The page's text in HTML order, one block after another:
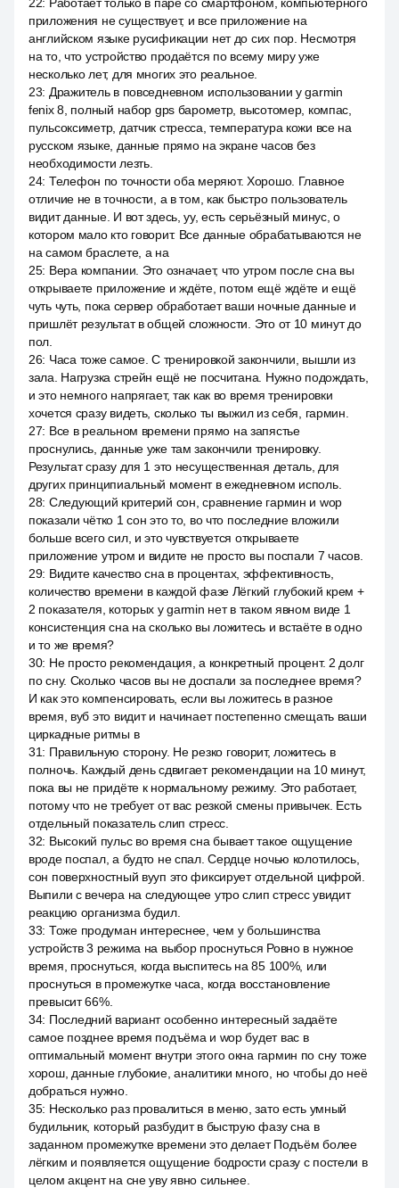
приложения не существует, и все приложение на
английском языке русификации нет до сих пор. Несмотря
на то, что устройство продаётся по всему миру уже
несколько лет, для многих это реальное.
23: Дражитель в повседневном использовании у garmin
fenix 8, полный набор gps барометр, высотомер, компас,
пульсоксиметр, датчик стресса, температура кожи все на
русском языке, данные прямо на экране часов без
необходимости лезть.
24: Телефон по точности оба меряют. Хорошо. Главное
отличие не в точности, а в том, как быстро пользователь
видит данные. И вот здесь, уу, есть серьёзный минус, о
котором мало кто говорит. Все данные обрабатываются не
на самом браслете, а на
25: Вера компании. Это означает, что утром после сна вы
открываете приложение и ждёте, потом ещё ждёте и ещё
чуть чуть, пока сервер обработает ваши ночные данные и
пришлёт результат в общей сложности. Это от 10 минут до
пол.
26: Часа тоже самое. С тренировкой закончили, вышли из
зала. Нагрузка стрейн ещё не посчитана. Нужно подождать,
и это немного напрягает, так как во время тренировки
хочется сразу видеть, сколько ты выжил из себя, гармин.
27: Все в реальном времени прямо на запястье
проснулись, данные уже там закончили тренировку.
Результат сразу для 1 это несущественная деталь, для
других принципиальный момент в ежедневном исполь.
28: Следующий критерий сон, сравнение гармин и wop
показали чётко 1 сон это то, во что последние вложили
больше всего сил, и это чувствуется открываете
приложение утром и видите не просто вы поспали 7 часов.
29: Видите качество сна в процентах, эффективность,
количество времени в каждой фазе Лёгкий глубокий крем +
2 показателя, которых у garmin нет в таком явном виде 1
консистенция сна на сколько вы ложитесь и встаёте в одно
и то же время?
30: Не просто рекомендация, а конкретный процент. 2 долг
по сну. Сколько часов вы не доспали за последнее время?
И как это компенсировать, если вы ложитесь в разное
время, вуб это видит и начинает постепенно смещать ваши
циркадные ритмы в
31: Правильную сторону. Не резко говорит, ложитесь в
полночь. Каждый день сдвигает рекомендации на 10 минут,
пока вы не придёте к нормальному режиму. Это работает,
потому что не требует от вас резкой смены привычек. Есть
отдельный показатель слип стресс.
32: Высокий пульс во время сна бывает такое ощущение
вроде поспал, а будто не спал. Сердце ночью колотилось,
сон поверхностный вууп это фиксирует отдельной цифрой.
Выпили с вечера на следующее утро слип стресс увидит
реакцию организма будил.
33: Тоже продуман интереснее, чем у большинства
устройств 3 режима на выбор проснуться Ровно в нужное
время, проснуться, когда выспитесь на 85 100%, или
проснуться в промежутке часа, когда восстановление
превысит 66%.
34: Последний вариант особенно интересный задаёте
самое позднее время подъёма и wop будет вас в
оптимальный момент внутри этого окна гармин по сну тоже
хорош, данные глубокие, аналитики много, но чтобы до неё
добраться нужно.
35: Несколько раз провалиться в меню, зато есть умный
будильник, который разбудит в быструю фазу сна в
заданном промежутке времени это делает Подъём более
лёгким и появляется ощущение бодрости сразу с постели в
целом акцент на сне уву явно сильнее.